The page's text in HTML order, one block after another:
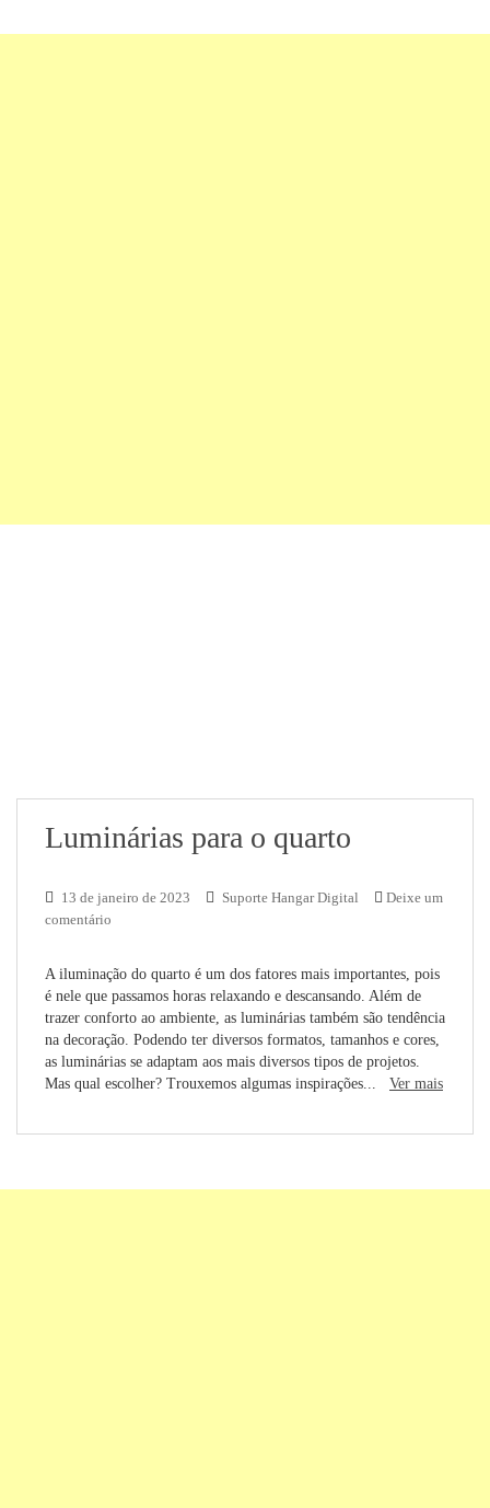
Luminárias para o quarto
13 de janeiro de 2023 Suporte Hangar Digital
Deixe um
comentário
A iluminação do quarto é um dos fatores mais importantes, pois
é nele que passamos horas relaxando e descansando. Além de
trazer conforto ao ambiente, as luminárias também são tendência
na decoração. Podendo ter diversos formatos, tamanhos e cores,
as luminárias se adaptam aos mais diversos tipos de projetos.
Mas qual escolher? Trouxemos algumas inspirações... Ver mais